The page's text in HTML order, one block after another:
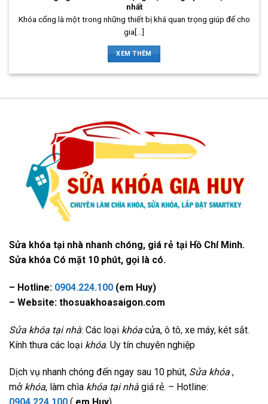
nhất
Khóa cổng là một trong những thiết bị khá quan trọng giúp để cho
gia[...]
XEM THÊM
Sửa khóa tại nhà nhanh chóng, giá rẻ tại Hồ Chí Minh.
Sửa khóa Có mặt 10 phút, gọi là có.
– Hotline: 0904.224.100 (em Huy)
– Website: thosuakhoasaigon.com
Sửa khóa tại nhà: Các loại khóa cửa, ô tô, xe máy, két sắt.
Kính thưa các loại khóa. Uy tín chuyên nghiệp
Dịch vụ nhanh chóng đến ngay sau 10 phút, Sửa khóa ,
mở khóa, làm chìa khóa tại nhà giá rẻ. – Hotline: